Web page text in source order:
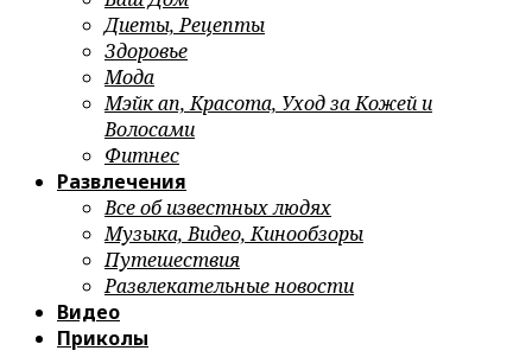
Диеты, Рецепты
Здоровье
Мода
Мэйк ап, Красота, Уход за Кожей и
Волосами
Фитнес
Развлечения
Все об известных людях
Музыка, Видео, Кинообзоры
Путешествия
Развлекательные новости
Видео
Приколы